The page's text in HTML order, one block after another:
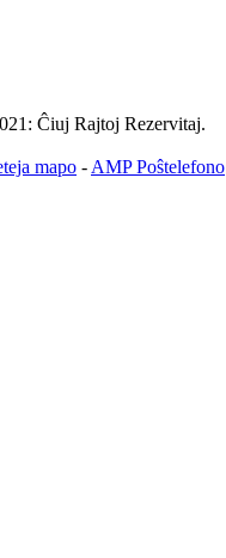
Ĉiuj Rajtoj Rezervitaj.
mapo - AMP Poŝtelefono